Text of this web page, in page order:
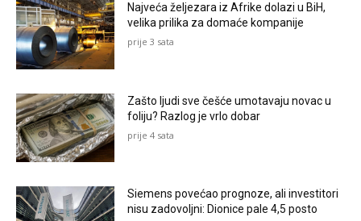
Najveća željezara iz Afrike dolazi u BiH,
velika prilika za domaće kompanije
prije 3 sata
Zašto ljudi sve češće umotavaju novac u
foliju? Razlog je vrlo dobar
prije 4 sata
Siemens povećao prognoze, ali investitori
nisu zadovoljni: Dionice pale 4,5 posto